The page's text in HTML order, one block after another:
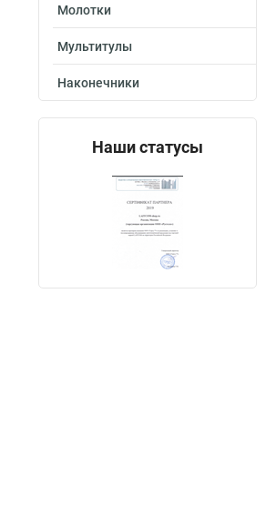
Молотки
Мультитулы
Наконечники
Наши статусы